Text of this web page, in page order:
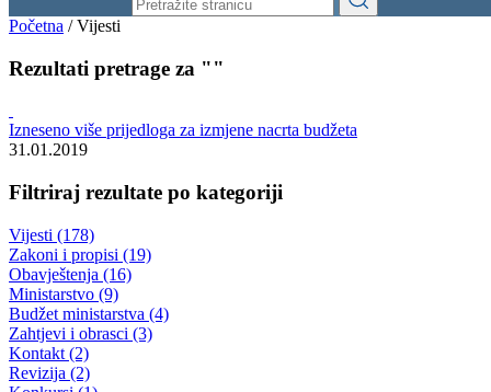
Vlada BPK
Vijesti
Rezultati pretrage za ""